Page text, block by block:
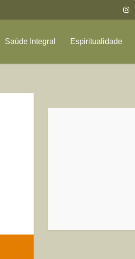
Saúde Integral Espiritualidade